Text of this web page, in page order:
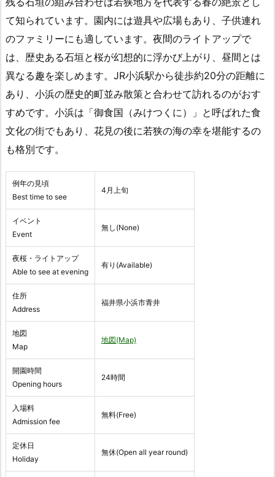
て知られています。園内には遊具や広場もあり、子供連れ
のファミリーにも適しています。夜間のライトアップで
は、歴史ある石垣と桜が幻想的に浮かび上がり、昼間とは
異なる趣を楽しめます。JR小浜駅から徒歩約20分の距離に
あり、小浜の歴史的町並み散策と合わせて訪れるのがおす
すめです。小浜は「御食国（みけつくに）」と呼ばれた食
文化の街でもあり、花見の後に若狭の海の幸を堪能するの
も格別です。
例年の見頃
Best time to see
4月上旬
イベント
Event
無し(None)
夜桜・ライトアップ
Able to see at evening
有り(Available)
住所
Address
福井県小浜市青井
地図
Map
地図(Map)
開園時間
Opening hours
24時間
入場料
Admission fee
無料(Free)
定休日
Holiday
無休(Open all year round)